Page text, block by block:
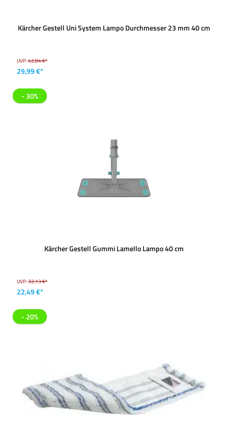
Kärcher Gestell Uni System Lampo Durchmesser 23 mm 40 cm
UVP:42,84 €*
29,99 €*
- 30%
Kärcher Gestell Gummi Lamello Lampo 40 cm
UVP:32,13 €*
22,49 €*
- 20%